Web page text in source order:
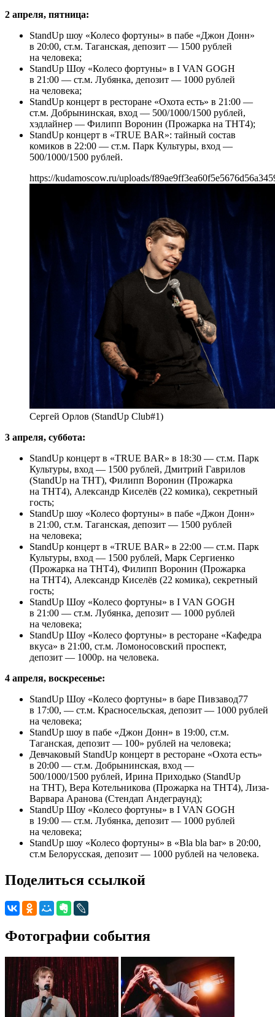
2 апреля, пятница:
StandUp шоу «Колесо фортуны» в пабе «Джон Донн»
в 20:00, ст.м. Таганская, депозит — 1500 рублей
на человека;
StandUp Шоу «Колесо фортуны» в I VAN GOGH
в 21:00 — ст.м. Лубянка, депозит — 1000 рублей
на человека;
StandUp концерт в ресторане «Охота есть» в 21:00 —
ст.м. Добрынинская, вход — 500/1000/1500 рублей,
хэдлайнер — Филипп Воронин (Прожарка на ТНТ4);
StandUp концерт в «TRUE BAR»: тайный состав
комиков в 22:00 — ст.м. Парк Культуры, вход —
500/1000/1500 рублей.
https://kudamoscow.ru/uploads/
Сергей Орлов (StandUp Club#1)
3 апреля, суббота:
StandUp концерт в «TRUE BAR» в 18:30 — ст.м. Парк
Культуры, вход — 1500 рублей, Дмитрий Гаврилов
(StandUp на ТНТ), Филипп Воронин (Прожарка
на ТНТ4), Александр Киселёв (22 комика), секретный
гость;
StandUp шоу «Колесо фортуны» в пабе «Джон Донн»
в 21:00, ст.м. Таганская, депозит — 1500 рублей
на человека;
StandUp концерт в «TRUE BAR» в 22:00 — ст.м. Парк
Культуры, вход — 1500 рублей, Марк Сергиенко
(Прожарка на ТНТ4), Филипп Воронин (Прожарка
на ТНТ4), Александр Киселёв (22 комика), секретный
гость;
StandUp Шоу «Колесо фортуны» в I VAN GOGH
в 21:00 — ст.м. Лубянка, депозит — 1000 рублей
на человека;
StandUp Шоу «Колесо фортуны» в ресторане «Кафедра
вкуса» в 21:00, ст.м. Ломоносовский проспект,
депозит — 1000р. на человека.
4 апреля, воскресенье:
StandUp Шоу «Колесо фортуны» в баре Пивзавод77
в 17:00, — ст.м. Красносельская, депозит — 1000 рублей
на человека;
StandUp шоу в пабе «Джон Донн» в 19:00, ст.м.
Таганская, депозит — 100» рублей на человека;
Девчаковый StandUp концерт в ресторане «Охота есть»
в 20:00 — ст.м. Добрынинская, вход —
500/1000/1500 рублей, Ирина Приходько (StandUp
на ТНТ), Вера Котельникова (Прожарка на ТНТ4), Лиза-
Варвара Аранова (Стендап Андеграунд);
StandUp Шоу «Колесо фортуны» в I VAN GOGH
в 19:00 — ст.м. Лубянка, депозит — 1000 рублей
на человека;
StandUp шоу «Колесо фортуны» в «Bla bla bar» в 20:00,
ст.м Белорусская, депозит — 1000 рублей на человека.
Поделиться ссылкой
Фотографии события